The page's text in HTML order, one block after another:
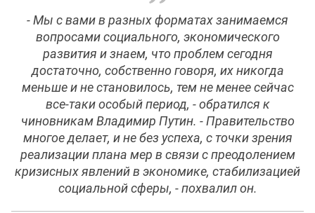
- Мы с вами в разных форматах занимаемся
вопросами социального, экономического
развития и знаем, что проблем сегодня
достаточно, собственно говоря, их никогда
меньше и не становилось, тем не менее сейчас
все-таки особый период, - обратился к
чиновникам Владимир Путин. - Правительство
многое делает, и не без успеха, с точки зрения
реализации плана мер в связи с преодолением
кризисных явлений в экономике, стабилизацией
социальной сферы, - похвалил он.